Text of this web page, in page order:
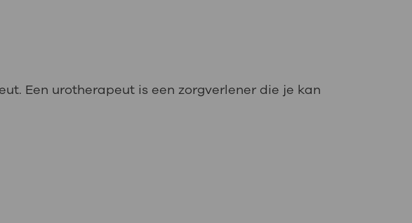
Een urotherapeut is een zorgverlener die je kan